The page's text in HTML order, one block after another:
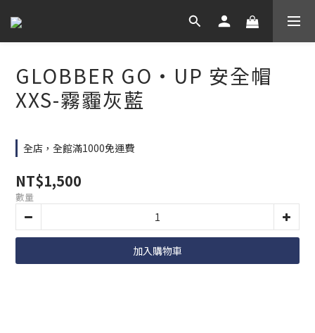
GLOBBER GO‧UP 安全帽
XXS-霧霾灰藍
全店，全館滿1000免運費
NT$1,500
數量
加入購物車